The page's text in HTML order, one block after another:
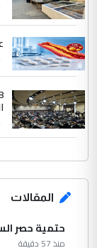
المقالات
حتمية حصر
منذ 57 دقيقة